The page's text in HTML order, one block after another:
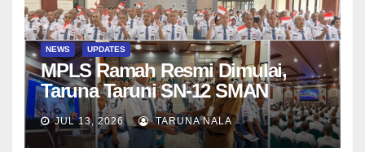
NEWS UPDATES
MPLS Ramah Resmi Dimulai,
Taruna Taruni SN-12 SMAN
Taruna Nala Jawa Timur Siap
Menjalani Tahun Ajaran Baru
JUL 13, 2026 TARUNA NALA